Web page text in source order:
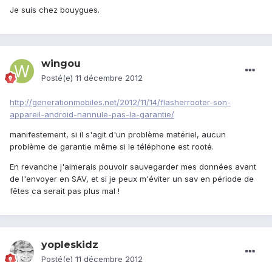
Je suis chez bouygues.
wingou
Posté(e) 11 décembre 2012
http://generationmobiles.net/2012/11/14/flasherrooter-son-
appareil-android-nannule-pas-la-garantie/
manifestement, si il s'agit d'un problème matériel, aucun
problème de garantie même si le téléphone est rooté.
En revanche j'aimerais pouvoir sauvegarder mes données avant
de l'envoyer en SAV, et si je peux m'éviter un sav en période de
fêtes ca serait pas plus mal !
yopleskidz
Posté(e) 11 décembre 2012